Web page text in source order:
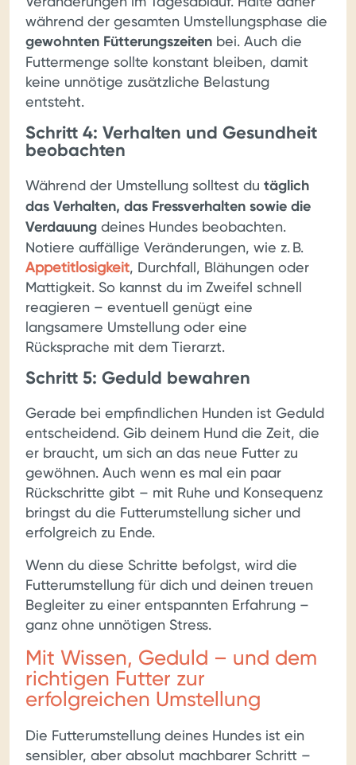
während der gesamten Umstellungsphase die
gewohnten Fütterungszeiten bei. Auch die
Futtermenge sollte konstant bleiben, damit
keine unnötige zusätzliche Belastung
entsteht.
Schritt 4: Verhalten und Gesundheit
beobachten
Während der Umstellung solltest du täglich
das Verhalten, das Fressverhalten sowie die
Verdauung deines Hundes beobachten.
Notiere auffällige Veränderungen, wie z. B.
Appetitlosigkeit, Durchfall, Blähungen oder
Mattigkeit. So kannst du im Zweifel schnell
reagieren – eventuell genügt eine
langsamere Umstellung oder eine
Rücksprache mit dem Tierarzt.
Schritt 5: Geduld bewahren
Gerade bei empfindlichen Hunden ist Geduld
entscheidend. Gib deinem Hund die Zeit, die
er braucht, um sich an das neue Futter zu
gewöhnen. Auch wenn es mal ein paar
Rückschritte gibt – mit Ruhe und Konsequenz
bringst du die Futterumstellung sicher und
erfolgreich zu Ende.
Wenn du diese Schritte befolgst, wird die
Futterumstellung für dich und deinen treuen
Begleiter zu einer entspannten Erfahrung –
ganz ohne unnötigen Stress.
Mit Wissen, Geduld – und dem
richtigen Futter zur
erfolgreichen Umstellung
Die Futterumstellung deines Hundes ist ein
sensibler, aber absolut machbarer Schritt –